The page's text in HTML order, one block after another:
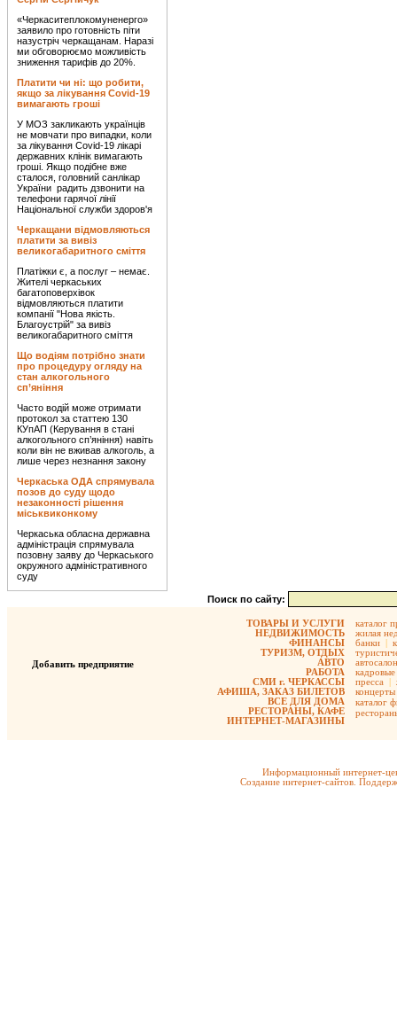
«Черкаситеплокомуненерго»
заявило про готовність піти
назустріч черкащанам. Наразі
ми обговорюємо можливість
зниження тарифів до 20%.
Платити чи ні: що робити,
якщо за лікування Covid-19
вимагають гроші
У МОЗ закликають українців
не мовчати про випадки, коли
за лікування Covid-19 лікарі
державних клінік вимагають
гроші. Якщо подібне вже
сталося, головний санлікар
України радить дзвонити на
телефони гарячої лінії
Національної служби здоров'я
Черкащани відмовляються
платити за вивіз
великогабаритного сміття
Платіжки є, а послуг – немає.
Жителі черкаських
багатоповерхівок
відмовляються платити
компанії "Нова якість.
Благоустрій" за вивіз
великогабаритного сміття
Що водіям потрібно знати
про процедуру огляду на
стан алкогольного
сп’яніння
Часто водій може отримати
протокол за статтею 130
КУпАП (Керування в стані
алкогольного сп’яніння) навіть
коли він не вживав алкоголь, а
лише через незнання закону
Черкаська ОДА спрямувала
позов до суду щодо
незаконності рішення
міськвиконкому
Черкаська обласна державна
адміністрація спрямувала
позовну заяву до Черкаського
окружного адміністративного
суду
Поиск по сайту:
Добавить предприятие
ТОВАРЫ И УСЛУГИ
НЕДВИЖИМОСТЬ
ФИНАНСЫ
ТУРИЗМ, ОТДЫХ
АВТО
РАБОТА
СМИ г. ЧЕРКАССЫ
АФИША, ЗАКАЗ БИЛЕТОВ
ВСЕ ДЛЯ ДОМА
РЕСТОРАНЫ, КАФЕ
ИНТЕРНЕТ-МАГАЗИНЫ
каталог
жилая
банки |
кадровые
пресса |
концерты
каталог
Информационный интернет-
Создание интернет-сайтов.